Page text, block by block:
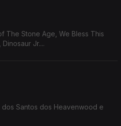
The Stone Age, We Bless This
Jr....
dos Santos dos Heavenwood e